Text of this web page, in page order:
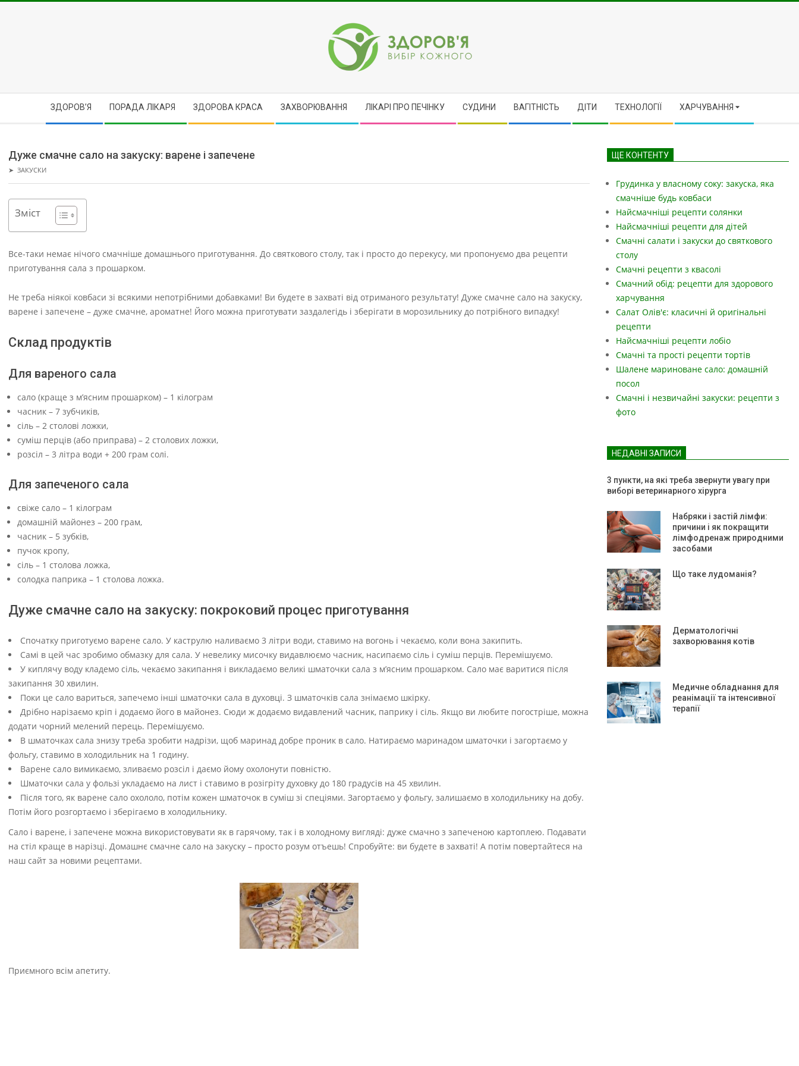
ЗДОРОВ'Я
ЗДОРОВ’Я ПОРАДА ЛІКАРЯ ЗДОРОВА КРАСА ЗАХВОРЮВАННЯ ЛІКАРІ ПРО ПЕЧІНКУ CУДИНИ ВАГІТНІСТЬ ДІТИ ТЕХНОЛОГІЇ ХАРЧУВАННЯ
Дуже смачне сало на закуску: варене і запечене
➤ ЗАКУСКИ
Зміст
Все-таки немає нічого смачніше домашнього приготування. До святкового столу, так і просто до перекусу, ми пропонуємо два рецепти
приготування сала з прошарком.
Не треба ніякої ковбаси зі всякими непотрібними добавками! Ви будете в захваті від отриманого результату! Дуже смачне сало на закуску,
варене і запечене – дуже смачне, ароматне! Його можна приготувати заздалегідь і зберігати в морозильнику до потрібного випадку!
Склад продуктів
Для вареного сала
сало (краще з м’ясним прошарком) – 1 кілограм
часник – 7 зубчиків,
сіль – 2 столові ложки,
суміш перців (або приправа) – 2 столових ложки,
розсіл – 3 літра води + 200 грам солі.
Для запеченого сала
свіже сало – 1 кілограм
домашній майонез – 200 грам,
часник – 5 зубків,
пучок кропу,
сіль – 1 столова ложка,
солодка паприка – 1 столова ложка.
Дуже смачне сало на закуску: покроковий процес приготування
Спочатку приготуємо варене сало. У каструлю наливаємо 3 літри води, ставимо на вогонь і чекаємо, коли вона закипить.
Самі в цей час зробимо обмазку для сала. У невелику мисочку видавлюємо часник, насипаємо сіль і суміш перців. Перемішуємо.
У киплячу воду кладемо сіль, чекаємо закипання і викладаємо великі шматочки сала з м’ясним прошарком. Сало має варитися після
закипання 30 хвилин.
Поки це сало вариться, запечемо інші шматочки сала в духовці. З шматочків сала знімаємо шкірку.
Дрібно нарізаємо кріп і додаємо його в майонез. Сюди ж додаємо видавлений часник, паприку і сіль. Якщо ви любите погостріше, можна
додати чорний мелений перець. Перемішуємо.
В шматочках сала знизу треба зробити надрізи, щоб маринад добре проник в сало. Натираємо маринадом шматочки і загортаємо у
фольгу, ставимо в холодильник на 1 годину.
Варене сало вимикаємо, зливаємо розсіл і даємо йому охолонути повністю.
Шматочки сала у фользі укладаємо на лист і ставимо в розігріту духовку до 180 градусів на 45 хвилин.
Після того, як варене сало охололо, потім кожен шматочок в суміш зі спеціями. Загортаємо у фольгу, залишаємо в холодильнику на добу.
Потім його розгортаємо і зберігаємо в холодильнику.
Сало і варене, і запечене можна використовувати як в гарячому, так і в холодному вигляді: дуже смачно з запеченою картоплею. Подавати
на стіл краще в нарізці. Домашнє смачне сало на закуску – просто розум отъешь! Спробуйте: ви будете в захваті! А потім повертайтеся на
наш сайт за новими рецептами.
Приємного всім апетиту.
ЩЕ КОНТЕНТУ
Грудинка у власному соку: закуска, яка
смачніше будь ковбаси
Найсмачніші рецепти солянки
Найсмачніші рецепти для дітей
Смачні салати і закуски до святкового
столу
Смачні рецепти з квасолі
Смачний обід: рецепти для здорового
харчування
Салат Олів'є: класичні й оригінальні
рецепти
Найсмачніші рецепти лобіо
Смачні та прості рецепти тортів
Шалене мариноване сало: домашній
посол
Смачні і незвичайні закуски: рецепти з
фото
НЕДАВНІ ЗАПИСИ
3 пункти, на які треба звернути увагу при
виборі ветеринарного хірурга
Набряки і застій лімфи:
причини і як покращити
лімфодренаж природними
засобами
Що таке лудоманія?
Дерматологічні
захворювання котів
Медичне обладнання для
реанімації та інтенсивної
терапії